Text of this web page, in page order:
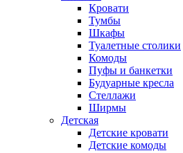
Кровати
Тумбы
Шкафы
Туалетные столики
Комоды
Пуфы и банкетки
Будуарные кресла
Стеллажи
Ширмы
Детская
Детские кровати
Детские комоды